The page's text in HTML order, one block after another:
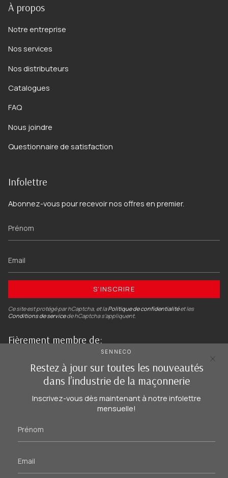
À propos
Notre entreprise
Nos services
Nos distributeurs
Catalogues
FAQ
Nous joindre
Questionnaire de satisfaction
Infolettre
Abonnez-vous pour recevoir nos offres en premier.
S'INSCRIRE
Ce site est protégé par hCaptcha, et laPolitique de confidentialitéet les
Conditions de servicede hCaptcha s’appliquent.
Fièrement membre de:
Langue
FR
SENNECO
Restez à jour sur toutes les nouveautés
dans l’industrie de la maçonnerie
Inscrivez-vous dès maintenant à notre infolettre
mensuelle!